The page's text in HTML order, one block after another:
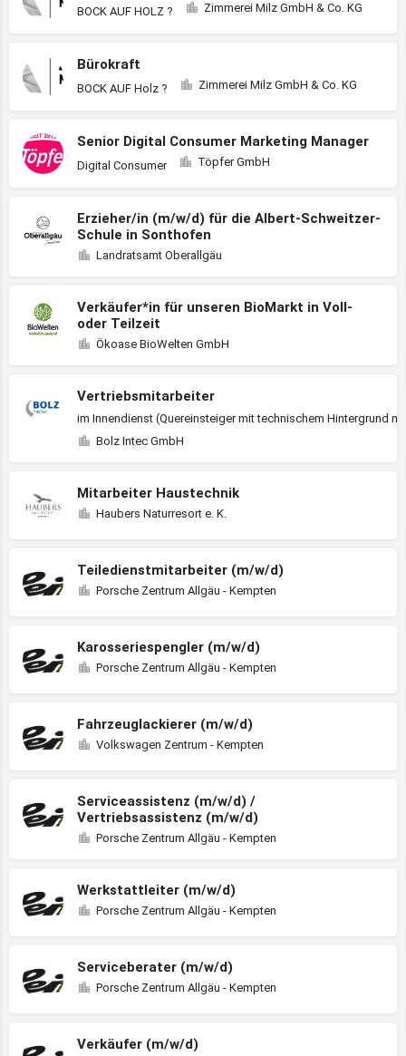
BOCK AUF HOLZ ? Zimmerei Milz GmbH & Co. KG
Bürokraft
BOCK AUF Holz ? Zimmerei Milz GmbH & Co. KG
Senior Digital Consumer Marketing Manager
Digital Consumer Töpfer GmbH
Erzieher/in (m/w/d) für die Albert-Schweitzer-
Schule in Sonthofen
Landratsamt Oberallgäu
Verkäufer*in für unseren BioMarkt in Voll-
oder Teilzeit
Ökoase BioWelten GmbH
Vertriebsmitarbeiter
im Innendienst (Quereinsteiger mit technischem Hintergrund
Bolz Intec GmbH
Mitarbeiter Haustechnik
Haubers Naturresort e. K.
Teiledienstmitarbeiter (m/w/d)
Porsche Zentrum Allgäu - Kempten
Karosseriespengler (m/w/d)
Porsche Zentrum Allgäu - Kempten
Fahrzeuglackierer (m/w/d)
Volkswagen Zentrum - Kempten
Serviceassistenz (m/w/d) /
Vertriebsassistenz (m/w/d)
Porsche Zentrum Allgäu - Kempten
Werkstattleiter (m/w/d)
Porsche Zentrum Allgäu - Kempten
Serviceberater (m/w/d)
Porsche Zentrum Allgäu - Kempten
Verkäufer (m/w/d)